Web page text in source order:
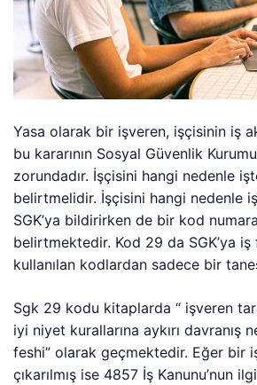
Yasa olarak bir işveren, işçisinin iş
bu kararının Sosyal Güvenlik
zorundadır. İşçisini hangi nedenle
belirtmelidir. İşçisini hangi nedenle
SGK’ya bildirirken de bir kod
belirtmektedir. Kod 29 da SGK’ya
kullanılan kodlardan sadece bir
Sgk 29 kodu kitaplarda “ işveren
iyi niyet kurallarına aykırı davranış
feshi” olarak geçmektedir. Eğer bir
çıkarılmış ise 4857 İş Kanunu’nun